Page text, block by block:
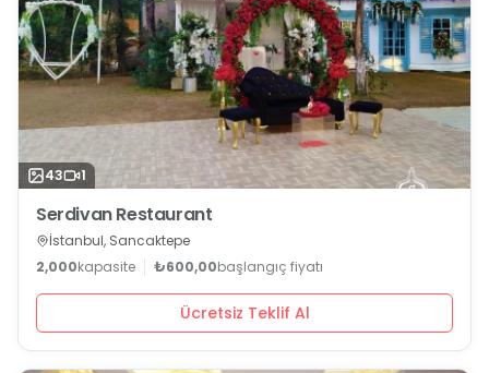
43 1
Serdivan Restaurant
İstanbul, Sancaktepe
2,000kapasite ₺600,00başlangıç fiyatı
Ücretsiz Teklif Al